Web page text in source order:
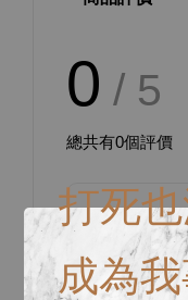
打死
成為
0 / 5
總共有0個評價